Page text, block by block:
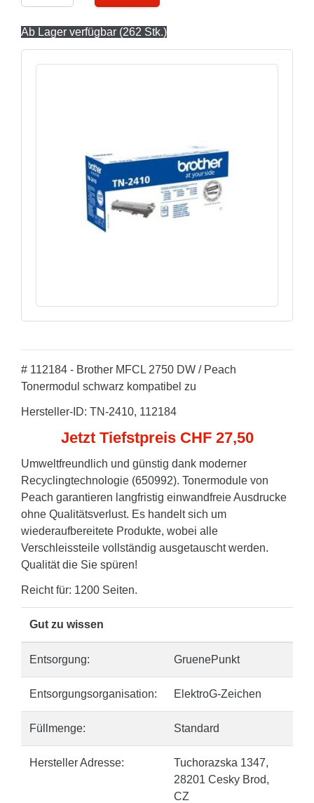
Ab Lager verfügbar (262 Stk.)
# 112184 - Brother MFCL 2750 DW / Peach
Tonermodul schwarz kompatibel zu
Hersteller-ID: TN-2410, 112184
Jetzt Tiefstpreis CHF 27,50
Umweltfreundlich und günstig dank moderner
Recyclingtechnologie (650992). Tonermodule von
Peach garantieren langfristig einwandfreie Ausdrucke
ohne Qualitätsverlust. Es handelt sich um
wiederaufbereitete Produkte, wobei alle
Verschleissteile vollständig ausgetauscht werden.
Qualität die Sie spüren!
Reicht für: 1200 Seiten.
Gut zu wissen
Entsorgung: GruenePunkt
Entsorgungsorganisation: ElektroG-Zeichen
Füllmenge: Standard
Hersteller Adresse:
Tuchorazska 1347,
28201 Cesky Brod,
CZ